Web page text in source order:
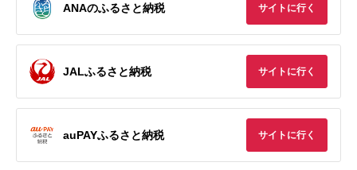
ANAのふるさと納税 サイトに行く
JALふるさと納税 サイトに行く
auPAYふるさと納税 サイトに行く